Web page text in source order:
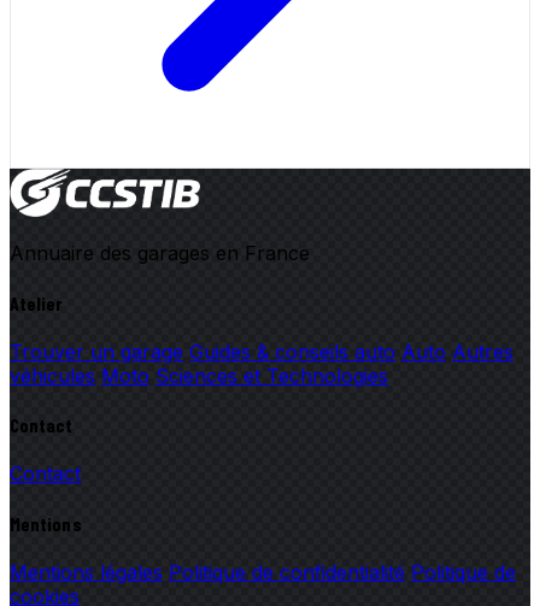
Annuaire des garages en France
Atelier
Trouver un garage Guides & conseils auto Auto Autres
véhicules Moto Sciences et Technologies
Contact
Contact
Mentions
Mentions légales Politique de confidentialité Politique de
cookies